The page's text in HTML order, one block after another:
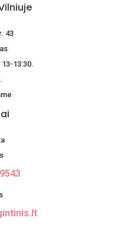
43
13:30.